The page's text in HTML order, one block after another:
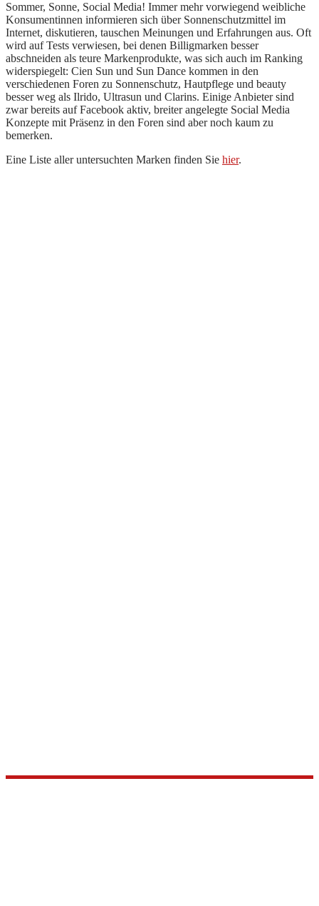
Sommer, Sonne, Social Media! Immer mehr vorwiegend weibliche
Konsumentinnen informieren sich über Sonnenschutzmittel im
Internet, diskutieren, tauschen Meinungen und Erfahrungen aus. Oft
wird auf Tests verwiesen, bei denen Billigmarken besser
abschneiden als teure Markenprodukte, was sich auch im Ranking
widerspiegelt: Cien Sun und Sun Dance kommen in den
verschiedenen Foren zu Sonnenschutz, Hautpflege und beauty
besser weg als Ilrido, Ultrasun und Clarins. Einige Anbieter sind
zwar bereits auf Facebook aktiv, breiter angelegte Social Media
Konzepte mit Präsenz in den Foren sind aber noch kaum zu
bemerken.
Eine Liste aller untersuchten Marken finden Sie hier.